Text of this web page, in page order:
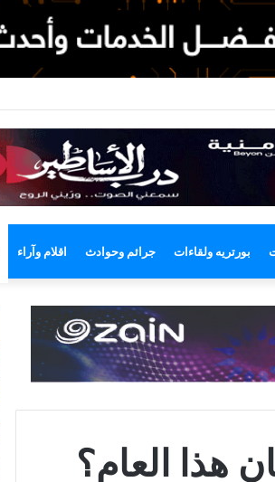
بورتريه ولقاءات جرائم وحوادث اقلام وآراء
هذا العام؟